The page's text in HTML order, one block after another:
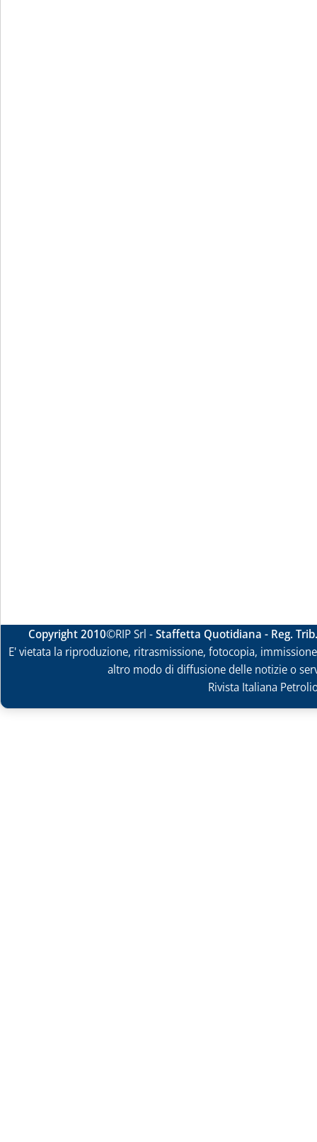
Copyright 2010©RIP Srl -Staffetta Quotidiana - Reg.
E' vietata la riproduzione, ritrasmissione, fotocopia,
altro modo di diffusione delle notizie o
Rivista Italiana